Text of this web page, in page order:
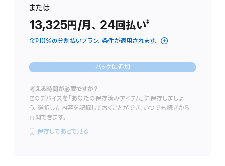
ま た は
13,325円/月、 月
額
24回払い支払い回数
（二重短剣符の
‡
金利0％の分割払いプラン。条件が適用されます。
バッグに追加
考える時間が必要ですか？
このデバイスを「あなたの保存済みアイテム」に保存しましょ
う。選択した内容を記録しておくことができ、いつでも続きから
再開できます。
保存してあとで見る